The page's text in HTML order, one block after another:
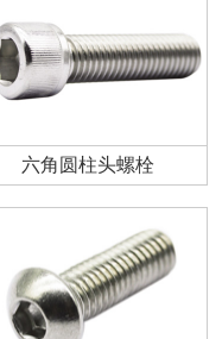
六角圆柱头螺栓